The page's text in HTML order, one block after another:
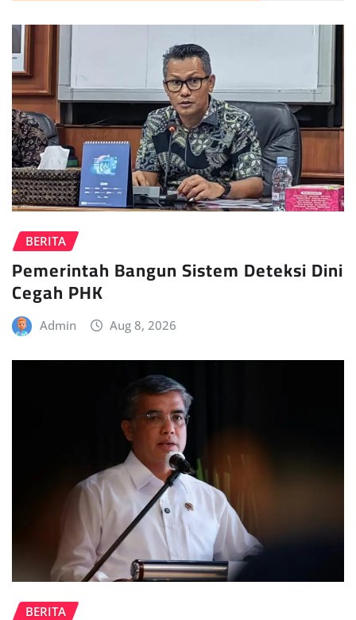
BERITA
Pemerintah Bangun Sistem Deteksi Dini
Cegah PHK
Admin Aug 8, 2026
BERITA